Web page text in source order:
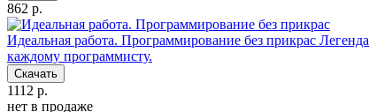
862 р.
Идеальная работа. Программирование без прикрас
каждому программисту.
Скачать
1112 р.
нет в продаже